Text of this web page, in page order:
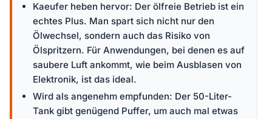
Kaeufer heben hervor: Der ölfreie Betrieb ist ein
echtes Plus. Man spart sich nicht nur den
Ölwechsel, sondern auch das Risiko von
Ölspritzern. Für Anwendungen, bei denen es auf
saubere Luft ankommt, wie beim Ausblasen von
Elektronik, ist das ideal.
Wird als angenehm empfunden: Der 50-Liter-
Tank gibt genügend Puffer, um auch mal etwas